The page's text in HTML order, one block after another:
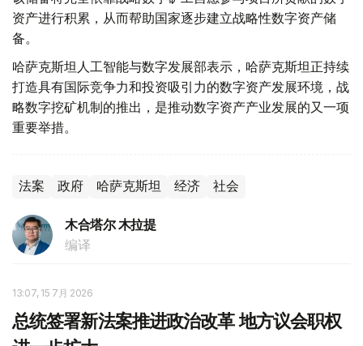
资产进行积累，从而帮助国家逐步建立战略性数字资产储
备。
哈萨克斯坦人工智能与数字发展部表示，哈萨克斯坦正持续
打造具有国际竞争力和投资吸引力的数字资产发展环境，战
略数字挖矿机制的推出，是推动数字资产产业发展的又一项
重要举措。
法案 政府 哈萨克斯坦 经济 社会
木合塔尔 木拉提
编译
13:07, 15 7月 2026
总统签署新法案推进政治改革 地方议会职权